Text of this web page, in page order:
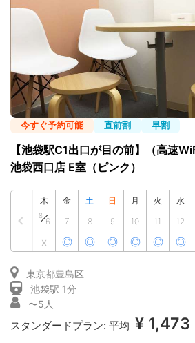
今すぐ予約可能 直前割 早割
【池袋駅C1出口が目の前】（高速
池袋西口店 E室（ピンク）
木
8
6
x
金
7
◎
土
8
◎
日
9
◎
月
10
◎
火
11
◎
水
12
◎
東京都豊島区
池袋駅 1分
〜5人
スタンダードプラン: 平均 ¥ 1,473